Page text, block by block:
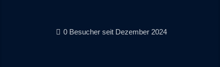
0 Besucher seit Dezember 2024